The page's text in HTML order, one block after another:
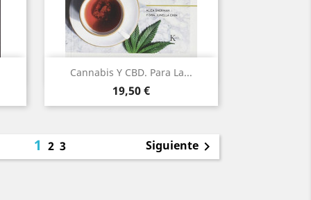
Cannabis Y CBD. Para La...
Precio
19,50 €
Vista rápida
1 2 3 Siguiente